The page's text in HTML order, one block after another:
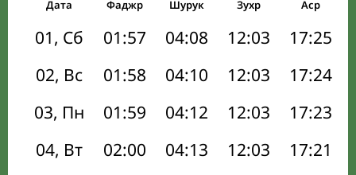
Дата Фаджр Шурук Зухр Аср
01, Сб 01:57 04:08 12:03 17:25
02, Вс
01:58 04:10 12:03 17:24
03, Пн
01:59 04:12 12:03 17:23
04, Вт
02:00 04:13 12:03 17:21